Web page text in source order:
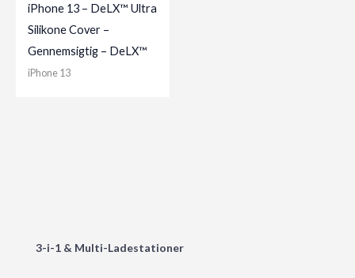
3-i-1 & Multi-Ladestationer
iPhone 13 – DeLX™ Ultra
Silikone Cover –
Gennemsigtig – DeLX™
iPhone 13